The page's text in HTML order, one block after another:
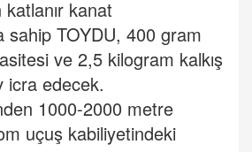
katlanır kanat
sahip TOYDU, 400 gram
ve 2,5 kilogram kalkış
icra edecek.
1000-2000 metre
uçuş kabiliyetindeki